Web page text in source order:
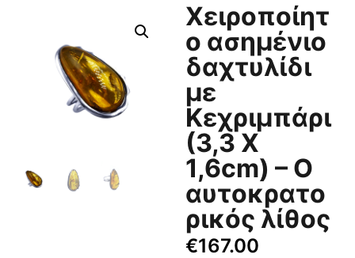
Χειροποίητ
ο ασημένιο
δαχτυλίδι
με
Κεχριμπάρι
(3,3 Χ
1,6cm) – Ο
αυτοκρατο
ρικός λίθος
€167.00